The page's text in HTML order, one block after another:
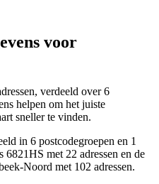
voor
verdeeld over 6
helpen om het juiste
sneller te vinden.
in 6 postcodegroepen en 1
6821HS met 22 adressen en de
Noord met 102 adressen.